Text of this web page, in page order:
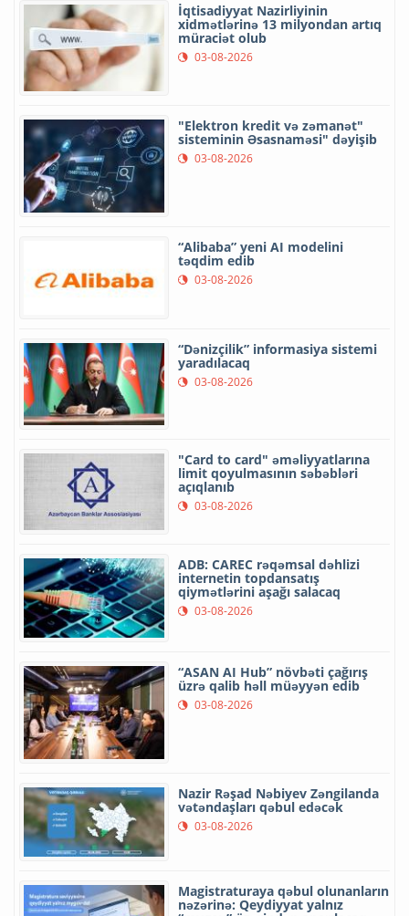
İqtisadiyyat Nazirliyinin
xidmətlərinə 13 milyondan artıq
müraciət olub
03-08-2026
"Elektron kredit və zəmanət"
sisteminin Əsasnaməsi" dəyişib
03-08-2026
“Alibaba” yeni AI modelini
təqdim edib
03-08-2026
“Dənizçilik” informasiya sistemi
yaradılacaq
03-08-2026
"Card to card" əməliyyatlarına
limit qoyulmasının səbəbləri
açıqlanıb
03-08-2026
ADB: CAREC rəqəmsal dəhlizi
internetin topdansatış
qiymətlərini aşağı salacaq
03-08-2026
“ASAN AI Hub” növbəti çağırış
üzrə qalib həll müəyyən edib
03-08-2026
Nazir Rəşad Nəbiyev Zəngilanda
vətəndaşları qəbul edəcək
03-08-2026
Magistraturaya qəbul olunanların
nəzərinə: Qeydiyyat yalnız